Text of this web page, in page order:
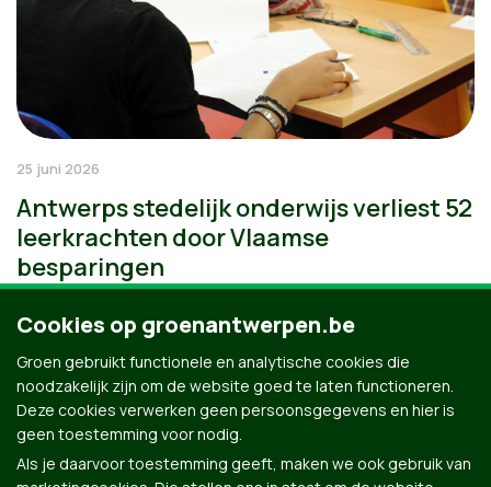
25 juni 2026
Antwerps stedelijk onderwijs verliest 52
leerkrachten door Vlaamse
besparingen
Cookies op groenantwerpen.be
Groen gebruikt functionele en analytische cookies die
noodzakelijk zijn om de website goed te laten functioneren.
Deze cookies verwerken geen persoonsgegevens en hier is
geen toestemming voor nodig.
Als je daarvoor toestemming geeft, maken we ook gebruik van